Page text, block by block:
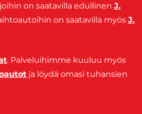
on saatavilla edullinen J.
on saatavilla myös J.
. Palveluihimme kuuluu myös
ja löydä omasi tuhansien